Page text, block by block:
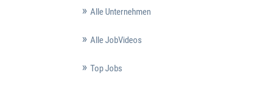
Alle Unternehmen
Alle JobVideos
Top Jobs